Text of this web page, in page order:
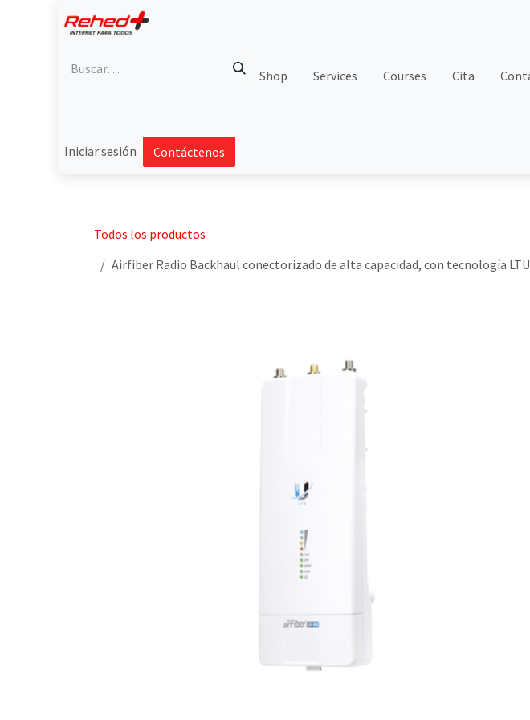
Shop Services Courses Cita
Iniciar sesión Contáctenos
Todos los productos
Airfiber Radio Backhaul conectorizado de alta capacidad, con tecnología